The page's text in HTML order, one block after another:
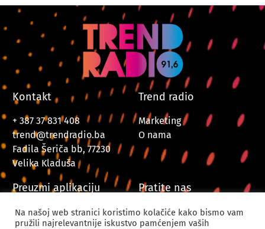
Kontakt
+ 387 37 831 408
trend@trendradio.ba
Fadila Šeriča bb, 77230
Velika Kladuša
Trend radio
Marketing
O nama
Preuzmi aplikaciju Pratite nas
Na našoj web stranici koristimo kolačiće kako bismo vam
pružili najrelevantnije iskustvo pamćenjem vaših